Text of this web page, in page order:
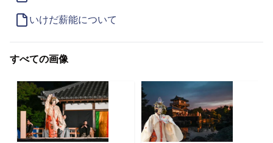
いけだ薪能について
すべての画像